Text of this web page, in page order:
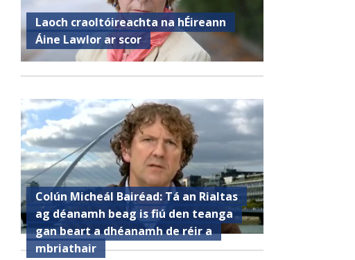
Laoch craoltóireachta na hÉireann
Áine Lawlor ar scor
Colún Micheál Bairéad: Tá an Rialtas
ag déanamh beag is fiú den teanga
gan beart a dhéanamh de réir a
mbriathair